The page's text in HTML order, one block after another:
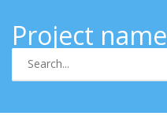
Project name